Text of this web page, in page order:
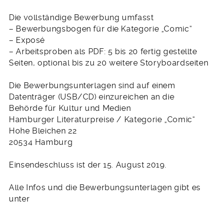
Die vollständige Bewerbung umfasst
– Bewerbungsbogen für die Kategorie „Comic“
– Exposé
– Arbeitsproben als PDF: 5 bis 20 fertig gestellte
Seiten, optional bis zu 20 weitere Storyboardseiten
Die Bewerbungsunterlagen sind auf einem
Datenträger (USB/CD) einzureichen an die
Behörde für Kultur und Medien
Hamburger Literaturpreise / Kategorie „Comic“
Hohe Bleichen 22
20534 Hamburg
Einsendeschluss ist der 15. August 2019.
Alle Infos und die Bewerbungsunterlagen gibt es
unter